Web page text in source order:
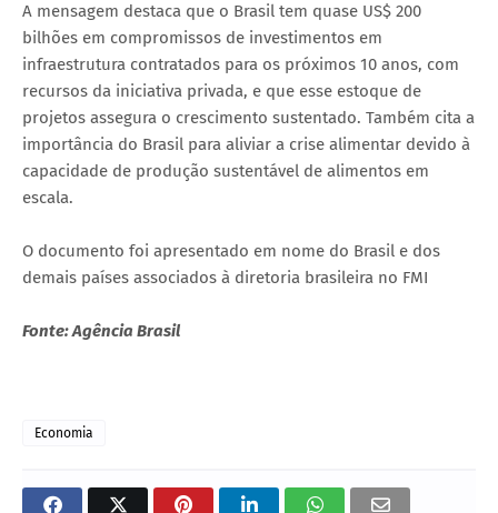
A mensagem destaca que o Brasil tem quase US$ 200
bilhões em compromissos de investimentos em
infraestrutura contratados para os próximos 10 anos, com
recursos da iniciativa privada, e que esse estoque de
projetos assegura o crescimento sustentado. Também cita a
importância do Brasil para aliviar a crise alimentar devido à
capacidade de produção sustentável de alimentos em
escala.
O documento foi apresentado em nome do Brasil e dos
demais países associados à diretoria brasileira no FMI
Fonte: Agência Brasil
Economia